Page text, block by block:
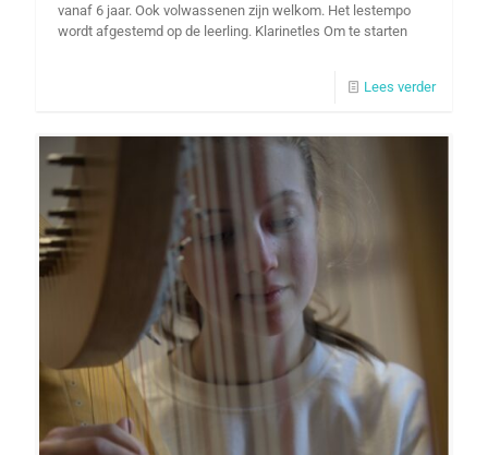
vanaf 6 jaar. Ook volwassenen zijn welkom. Het lestempo
wordt afgestemd op de leerling. Klarinetles Om te starten
Lees verder